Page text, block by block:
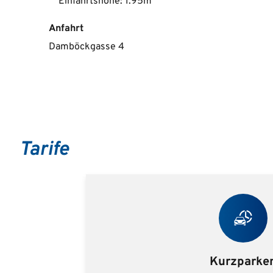
Anfahrt
Damböckgasse 4
Tarife